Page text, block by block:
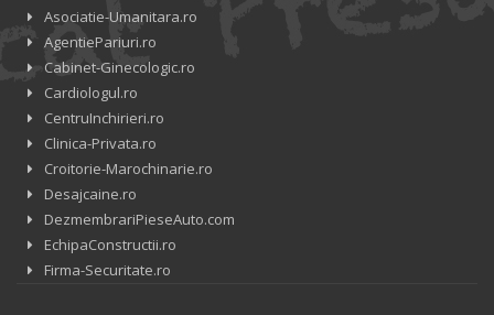
Asociatie-Umanitara.ro
AgentiePariuri.ro
Cabinet-Ginecologic.ro
Cardiologul.ro
CentruInchirieri.ro
Clinica-Privata.ro
Croitorie-Marochinarie.ro
Desajcaine.ro
DezmembrariPieseAuto.com
EchipaConstructii.ro
Firma-Securitate.ro